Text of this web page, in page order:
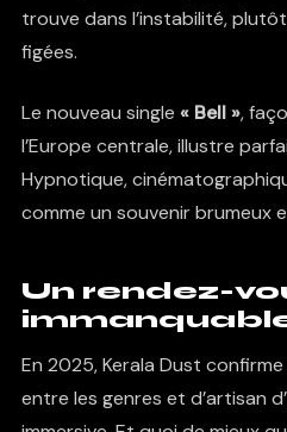
trouve dans l’instabilité,
figées.
Le nouveau single « Bell »,
l’Europe centrale, illustre
Hypnotique,
comme un souvenir brumeux
Un rendez-
En 2025, Kerala Dust
entre les genres et d’artisan